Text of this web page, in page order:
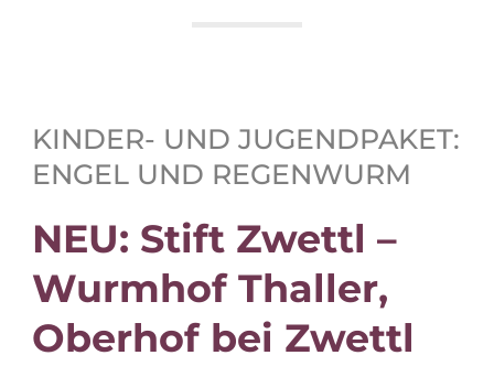
KIN­DER- UND JU­GEND­PA­KET:
EN­GEL UND REGENWURM
NEU: Stift Zwettl –
Wurm­hof Thal­ler,
Ober­hof bei Zwettl